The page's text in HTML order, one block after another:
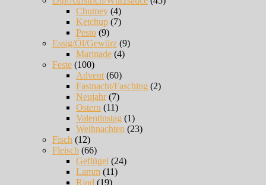
Chutney (4)
Ketchup (7)
Pesto (9)
Essig/Öl/Gewürz (9)
Marinade (4)
Feste (100)
Advent (60)
Fastnacht/Fasching (2)
Neujahr(7)
Ostern (11)
Valentinstag (1)
Weihnachten (23)
Fisch (12)
Fleisch (66)
Geflügel (24)
Lamm (11)
Rind (19)